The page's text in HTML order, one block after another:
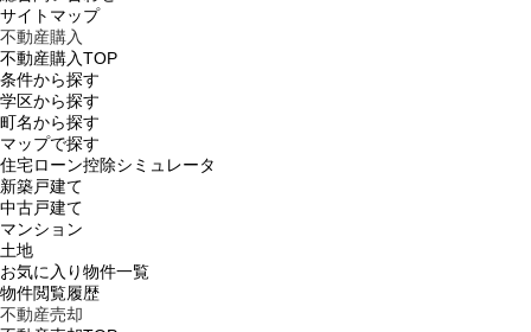
サイトマップ
不動産購入
不動産購入TOP
条件から探す
学区から探す
町名から探す
マップで探す
住宅ローン控除シミュレータ
新築戸建て
中古戸建て
マンション
土地
お気に入り物件一覧
物件閲覧履歴
不動産売却